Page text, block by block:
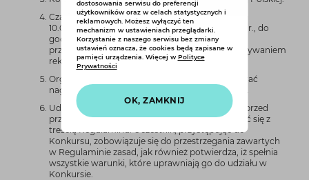
Czas trwania Konkursu obejmuje okres od dnia
10.05.2026 r., od godziny 6:00 do dnia 17.05.2026 r., do
godziny 23:59, przy czym czynności związane z
przyznawaniem i odbiorem nagród oraz rozpatrywaniem
reklamacji zakończą się do dnia 25.05.2026 r.
Organizator Konkursu zobowiązuje się ufundować
nagrody określone szczegółowo w Regulaminie.
Udział w Konkursie jest dobrowolny. Uczestnik przed
przystąpieniem do Konkursu powinien zapoznać się z
treścią Regulaminu. Uczestnik, przystępując do
Konkursu, zobowiązuje się do przestrzegania zawartych
w Regulaminie zasad, jak również potwierdza, iż spełnia
wszystkie warunki, które uprawniają go do udziału w
Konkursie.
dostosowania serwisu do preferencji
użytkowników oraz w celach statystycznych i
reklamowych. Możesz wyłączyć ten
mechanizm w ustawieniach przeglądarki.
Korzystanie z naszego serwisu bez zmiany
ustawień oznacza, że cookies będą zapisane w
pamięci urządzenia. Więcej wPolityce
Prywatności
OK, ZAMKNIJ